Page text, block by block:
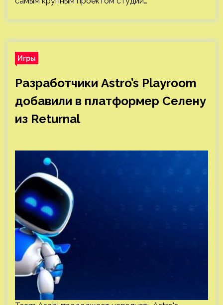
Игры
Разработчики Astro’s Playroom
добавили в платформер Селену
из Returnal